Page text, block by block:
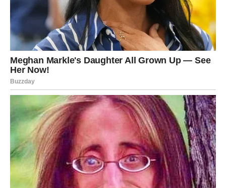
obrazovanje; međutim, bila je izrazito ljubazna mlada žena.
Odmah je pristala na susret s limarom.